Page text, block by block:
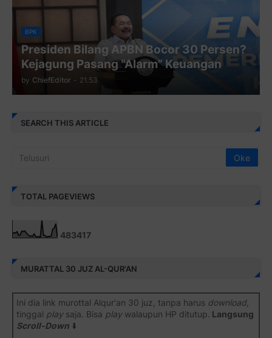
BPK
Presiden Bilang APBN Bocor 30 Persen?
Kejagung Pasang “Alarm” Keuangan
by ChiefEditor - 21.53
SEARCH THIS ARTICLE
TOTAL PAGEVIEWS
483417
MURATTAL 30 JUZ AL-QUR'AN
Ini dia link murottal Alqur'an 30 juz, tanpa harus download,
tinggal playsaja. Bisa playwalaupun HP ditutup. Langsung
Scroll-Down ⬇️